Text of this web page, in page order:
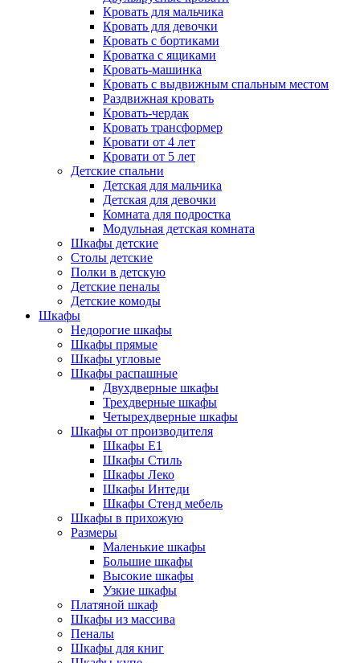
Кровать для мальчика
Кровать для девочки
Кровать с бортиками
Кроватка с ящиками
Кровать-машинка
Кровать с выдвижным спальным местом
Раздвижная кровать
Кровать-чердак
Кровать трансформер
Кровати от 4 лет
Кровати от 5 лет
Детские спальни
Детская для мальчика
Детская для девочки
Комната для подростка
Модульная детская комната
Шкафы детские
Столы детские
Полки в детскую
Детские пеналы
Детские комоды
Шкафы
Недорогие шкафы
Шкафы прямые
Шкафы угловые
Шкафы распашные
Двухдверные шкафы
Трехдверные шкафы
Четырехдверные шкафы
Шкафы от производителя
Шкафы E1
Шкафы Стиль
Шкафы Леко
Шкафы Интеди
Шкафы Стенд мебель
Шкафы в прихожую
Размеры
Маленькие шкафы
Большие шкафы
Высокие шкафы
Узкие шкафы
Платяной шкаф
Шкафы из массива
Пеналы
Шкафы для книг